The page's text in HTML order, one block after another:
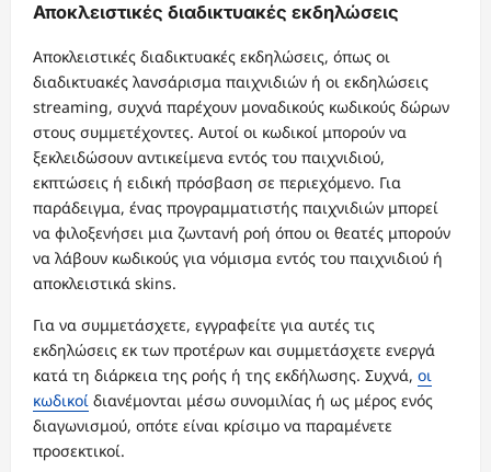
Αποκλειστικές διαδικτυακές εκδηλώσεις
Αποκλειστικές διαδικτυακές εκδηλώσεις, όπως οι
διαδικτυακές λανσάρισμα παιχνιδιών ή οι εκδηλώσεις
streaming, συχνά παρέχουν μοναδικούς κωδικούς δώρων
στους συμμετέχοντες. Αυτοί οι κωδικοί μπορούν να
ξεκλειδώσουν αντικείμενα εντός του παιχνιδιού,
εκπτώσεις ή ειδική πρόσβαση σε περιεχόμενο. Για
παράδειγμα, ένας προγραμματιστής παιχνιδιών μπορεί
να φιλοξενήσει μια ζωντανή ροή όπου οι θεατές μπορούν
να λάβουν κωδικούς για νόμισμα εντός του παιχνιδιού ή
αποκλειστικά skins.
Για να συμμετάσχετε, εγγραφείτε για αυτές τις
εκδηλώσεις εκ των προτέρων και συμμετάσχετε ενεργά
κατά τη διάρκεια της ροής ή της εκδήλωσης. Συχνά, οι
κωδικοί διανέμονται μέσω συνομιλίας ή ως μέρος ενός
διαγωνισμού, οπότε είναι κρίσιμο να παραμένετε
προσεκτικοί.